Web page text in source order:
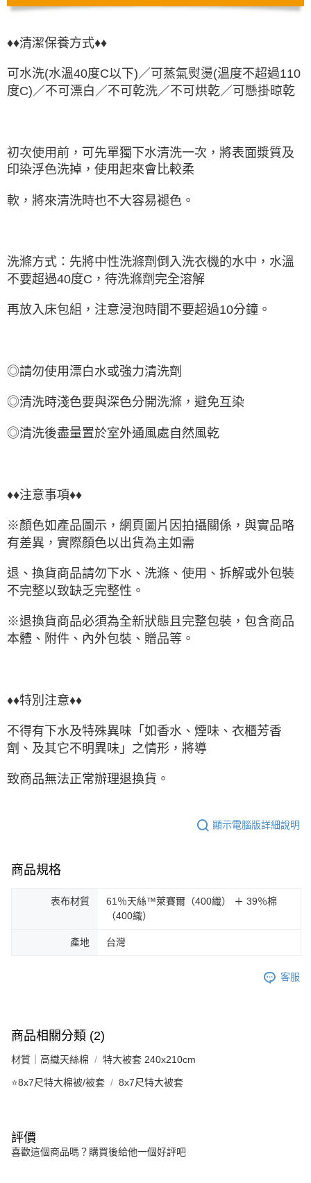
♦♦清潔保養方式♦♦
可水洗(水溫40度C以下)／可蒸氣熨燙(溫度不超過110
度C) ／不可漂白／不可乾洗／不可烘乾／可懸掛晾乾
初次使用前，可先單獨下水清洗一次，將表面漿質及
印染浮色洗掉，使用起來會比較柔
軟，將來清洗時也不大容易褪色。
洗滌方式：先將中性洗滌劑倒入洗衣機的水中，水溫
不要超過40度C，待洗滌劑完全溶解
再放入床包組，注意浸泡時間不要超過10分鐘。
◎請勿使用漂白水或強力清洗劑
◎清洗時淺色要與深色分開洗滌，避免互染
◎清洗後盡量置於室外通風處自然風乾
♦♦注意事項♦♦
※顏色如產品圖示，網頁圖片因拍攝關係，與實品略
有差異，實際顏色以出貨為主如需
退、換貨商品請勿下水、洗滌、使用、拆解或外包裝
不完整以致缺乏完整性。
※退換貨商品必須為全新狀態且完整包裝，包含商品
本體、附件、內外包裝、贈品等。
♦♦特別注意♦♦
不得有下水及特殊異味「如香水、煙味、衣櫃芳香
劑、及其它不明異味」之情形，將導
致商品無法正常辦理退換貨。
顯示電腦版詳細說明
商品規格
表布材質
61％天絲™萊賽爾（400織） ＋ 39％棉
（400織）
產地 台灣
客服
商品相關分類 (2)
材質｜高織天絲棉 特大被套 240x210cm
⭐8x7尺特大棉被/被套 8x7尺特大被套
評價
喜歡這個商品嗎？購買後給他一個好評吧